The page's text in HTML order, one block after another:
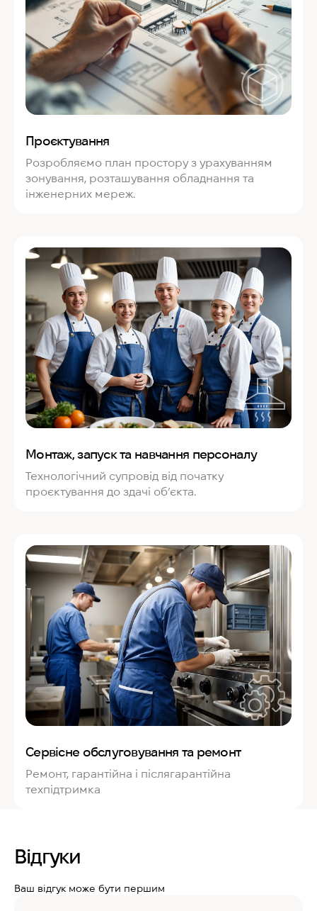
Проєктування
Розробляємо план простору з урахуванням
зонування, розташування обладнання та
інженерних мереж.
Монтаж, запуск та навчання персоналу
Технологічний супровід від початку
проєктування до здачі об’єкта.
Сервісне обслуговування та ремонт
Ремонт, гарантійна і післягарантійна
техпідтримка
Відгуки
Ваш відгук може бути першим